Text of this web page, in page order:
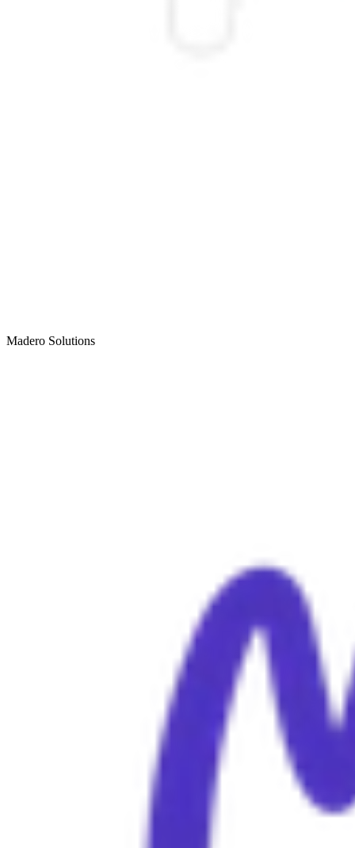
Madero Solutions